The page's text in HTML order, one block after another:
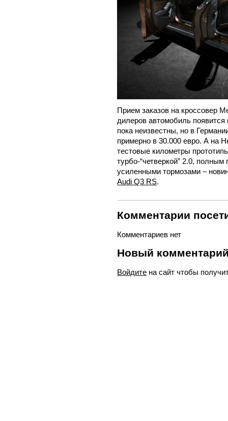
Прием заказов на кроссовер
дилеров автомобиль
пока неизвестны, но в
примерно в 30.000 евро. А на
тестовые километры
турбо-“четверкой” 2.0,
усиленными тормозами –
Audi Q3 RS.
Комментарии
Комментариев нет
Новый
Войдите на сайт чтобы